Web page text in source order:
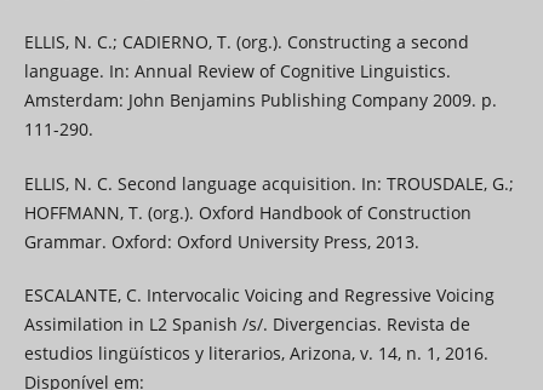
ELLIS, N. C.; CADIERNO, T. (org.). Constructing a second
language. In: Annual Review of Cognitive Linguistics.
Amsterdam: John Benjamins Publishing Company 2009. p.
111-290.
ELLIS, N. C. Second language acquisition. In: TROUSDALE, G.;
HOFFMANN, T. (org.). Oxford Handbook of Construction
Grammar. Oxford: Oxford University Press, 2013.
ESCALANTE, C. Intervocalic Voicing and Regressive Voicing
Assimilation in L2 Spanish /s/. Divergencias. Revista de
estudios lingüísticos y literarios, Arizona, v. 14, n. 1, 2016.
Disponível em: